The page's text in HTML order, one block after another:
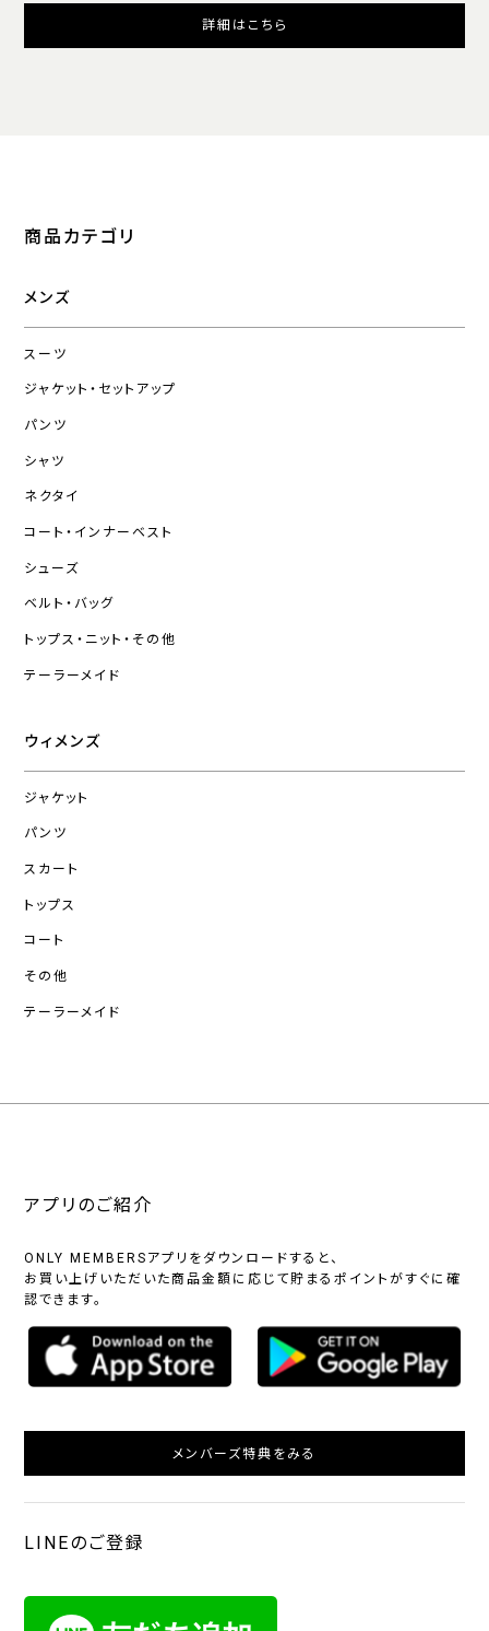
詳細はこちら
商品カテゴリ
メンズ
スーツ
ジャケット・セットアップ
パンツ
シャツ
ネクタイ
コート・インナーベスト
シューズ
ベルト・バッグ
トップス・ニット・その他
テーラーメイド
ウィメンズ
ジャケット
パンツ
スカート
トップス
コート
その他
テーラーメイド
アプリのご紹介
ONLY MEMBERSアプリをダウンロードすると、
お買い上げいただいた商品金額に応じて貯まるポイントがすぐに確
認できます。
メンバーズ特典をみる
LINEのご登録